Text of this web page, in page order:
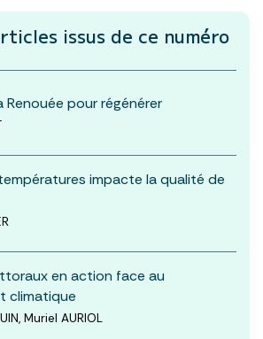
issus de ce numéro
Renouée pour régénérer
impacte la qualité de
en action face au
climatique
Muriel AURIOL